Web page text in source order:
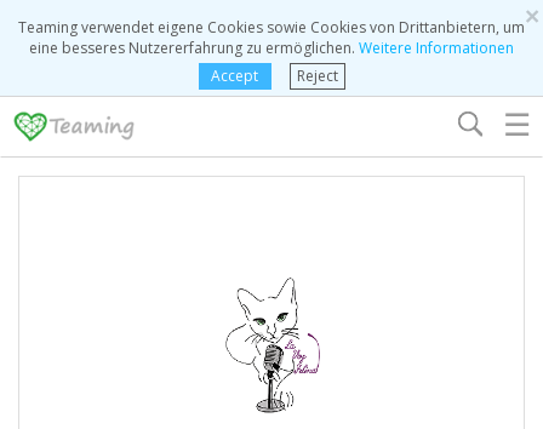
×
Teaming verwendet eigene Cookies sowie Cookies von Drittanbietern, um
eine besseres Nutzererfahrung zu ermöglichen. Weitere Informationen
Accept
Reject
☰